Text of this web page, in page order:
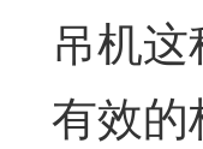
吊机
有效的